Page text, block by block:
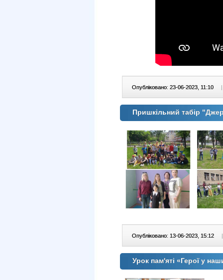
Опубліковано: 23-06-2023, 11:10 |
Пришкільний табір
Опубліковано: 13-06-2023, 15:12 |
Урок пам'яті «Герої у